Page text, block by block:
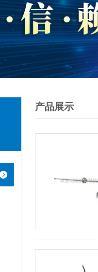
产品展示